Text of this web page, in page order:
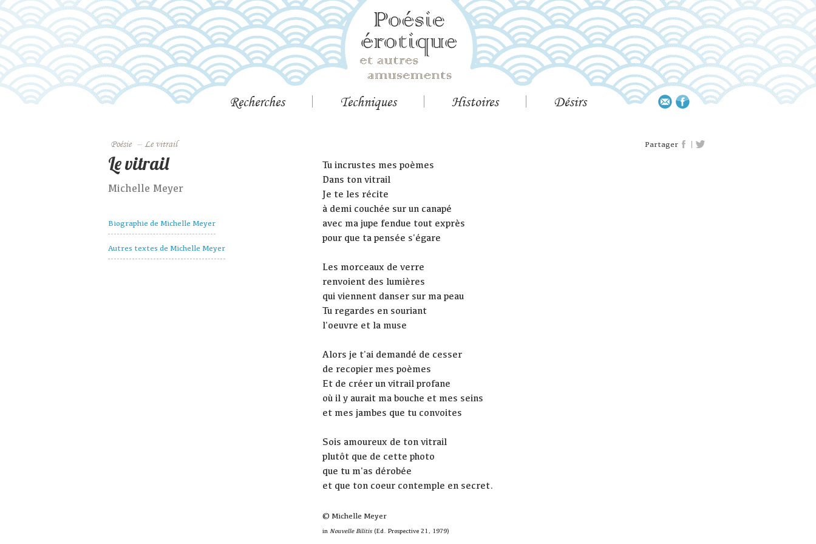
Recherches Techniques Histoires Désirs
Poésie – Le vitrail Partager |
Le vitrail
Michelle Meyer
Biographie de Michelle Meyer
Autres textes de Michelle Meyer
Tu incrustes mes poèmes
Dans ton vitrail
Je te les récite
à demi couchée sur un canapé
avec ma jupe fendue tout exprès
pour que ta pensée s'égare
Les morceaux de verre
renvoient des lumières
qui viennent danser sur ma peau
Tu regardes en souriant
l'oeuvre et la muse
Alors je t'ai demandé de cesser
de recopier mes poèmes
Et de créer un vitrail profane
où il y aurait ma bouche et mes seins
et mes jambes que tu convoites
Sois amoureux de ton vitrail
plutôt que de cette photo
que tu m'as dérobée
et que ton coeur contemple en secret.
© Michelle Meyer
in Nouvelle Bilitis (Ed. Prospective 21, 1979)